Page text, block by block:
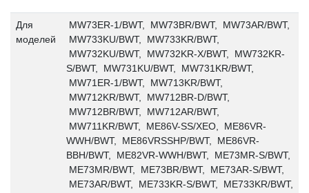
Для
моделей
MW73ER-1/BWT, MW73BR/BWT, MW73AR/BWT,
MW733KU/BWT, MW733KR/BWT,
MW732KU/BWT, MW732KR-X/BWT, MW732KR-
S/BWT, MW731KU/BWT, MW731KR/BWT,
MW71ER-1/BWT, MW713KR/BWT,
MW712KR/BWT, MW712BR-D/BWT,
MW712BR/BWT, MW712AR/BWT,
MW711KR/BWT, ME86V-SS/XEO, ME86VR-
WWH/BWT, ME86VRSSHP/BWT, ME86VR-
BBH/BWT, ME82VR-WWH/BWT, ME73MR-S/BWT,
ME73MR/BWT, ME73BR/BWT, ME73AR-S/BWT,
ME73AR/BWT, ME733KR-S/BWT, ME733KR/BWT,